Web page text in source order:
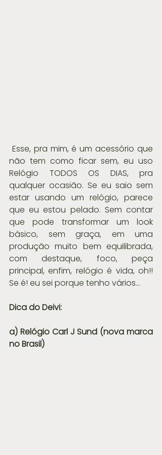
não tem como ficar sem, eu uso
Relógio TODOS OS DIAS, pra
qualquer ocasião. Se eu saio sem
estar usando um relógio, parece
que eu estou pelado. Sem contar
que pode transformar um look
básico, sem graça, em uma
produção muito bem equilibrada,
com destaque, foco, peça
principal, enfim, relógio é vida, oh!!
Se é! eu sei porque tenho vários...
Dica do Deivi:
a) Relógio Carl J Sund (nova marca
no Brasil)